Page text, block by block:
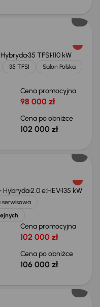
35 TFSI110 kW
35 TFSI
Salon Polska
Cena promocyjna
98 000 zł
Cena po obniżce
102 000 zł
Hybryda2.0 e:HEV135 kW
serwisowa
Cena promocyjna
102 000 zł
Cena po obniżce
106 000 zł